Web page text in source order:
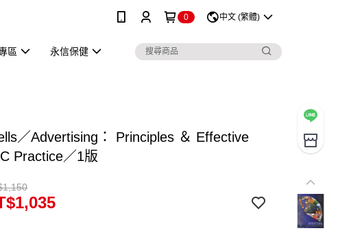
0 中文 (繁體)
區 永信保健
／Advertising： Principles ＆ Effective
Practice／1版